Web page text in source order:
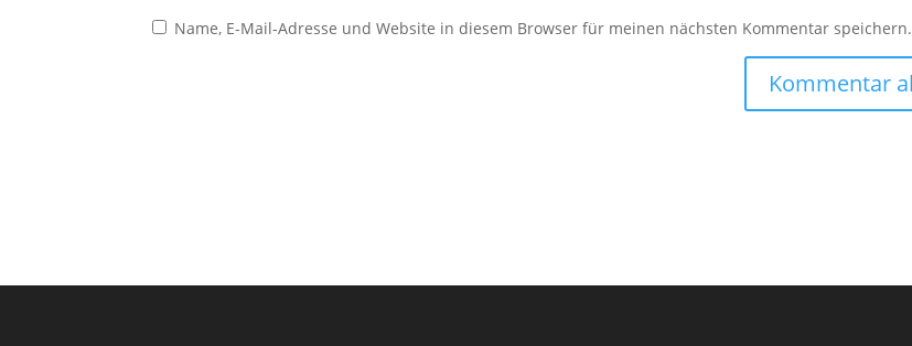
Name, E-Mail-Adresse und Website in diesem Browser für meinen nächsten Kommentar speichern.